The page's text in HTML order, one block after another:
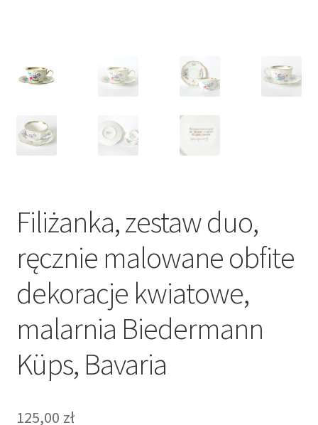
Filiżanka, zestaw duo,
ręcznie malowane obfite
dekoracje kwiatowe,
malarnia Biedermann
Küps, Bavaria
125,00 zł